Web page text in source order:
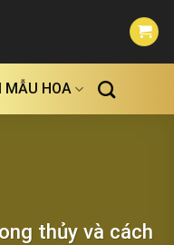
MẪU HOA
thủy và cách